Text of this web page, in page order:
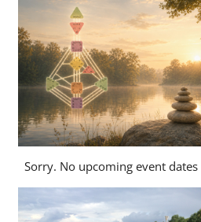
Sorry. No upcoming event